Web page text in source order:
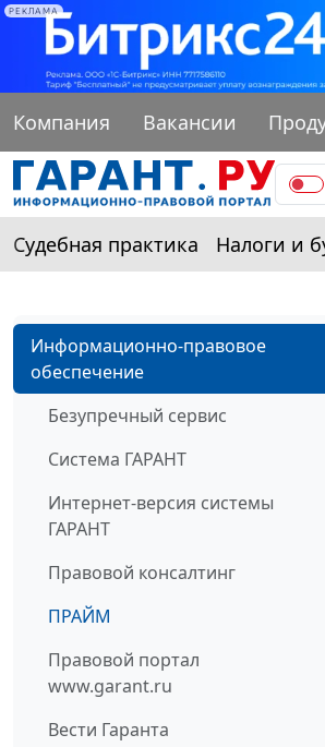
РЕКЛАМА
Компания Вакансии
Судебная практика Налоги и
Информационно-правовое
обеспечение
Безупречный сервис
Система ГАРАНТ
Интернет-версия системы
ГАРАНТ
Правовой консалтинг
ПРАЙМ
Правовой портал
www.garant.ru
Вести Гаранта